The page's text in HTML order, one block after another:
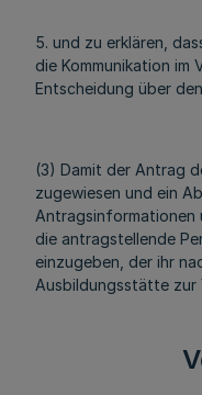
5. und zu erklären,
die Kommunikation im
Entscheidung über
(3) Damit der Antrag
zugewiesen und ein
Antragsinformationen
die antragstellende
einzugeben, der ihr
Ausbildungsstätte